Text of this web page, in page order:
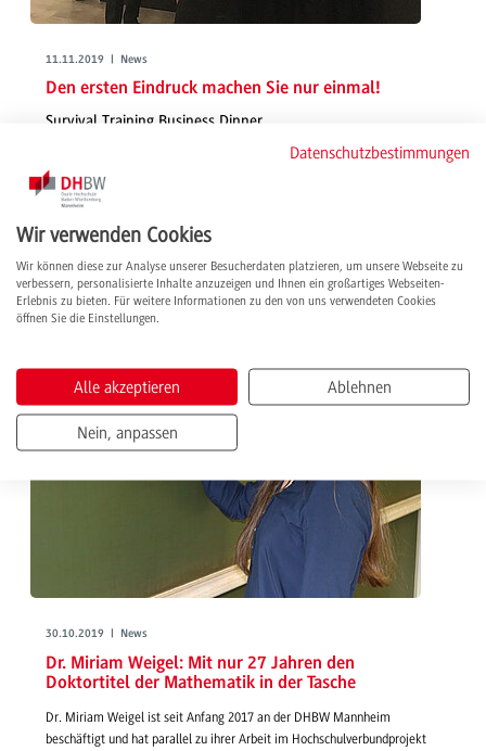
11.11.2019 | News
Den ersten Eindruck machen Sie nur einmal!
Survival Training Business Dinner
Mehr als 50 Studierende nahmen an der Empowerment-Veranstaltung
des Gleichstellungsteams der DHBW Mannheim teil, um die
Herausforderungen eines souveränen Auftretens bei zukünftigen
Tipps und praktische Beispiele.
weiterlesen
30.10.2019 | News
Dr. Miriam Weigel: Mit nur 27 Jahren den
Doktortitel der Mathematik in der Tasche
Dr. Miriam Weigel ist seit Anfang 2017 an der DHBW Mannheim
beschäftigt und hat parallel zu ihrer Arbeit im Hochschulverbundprojekt
Datenschutzbestimmungen
Wir verwenden Cookies
Wir können diese zur Analyse unserer Besucherdaten platzieren, um unsere Webseite zu
verbessern, personalisierte Inhalte anzuzeigen und Ihnen ein großartiges Webseiten-
Erlebnis zu bieten. Für weitere Informationen zu den von uns verwendeten Cookies
öffnen Sie die Einstellungen.
Alle akzeptieren Ablehnen
Nein, anpassen